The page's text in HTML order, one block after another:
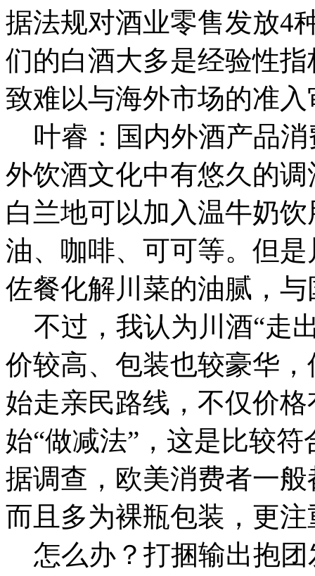
据法规对酒业零售发放4
们的白酒大多是经验性
致难以与海外市场的准
叶睿：国内外酒产品消
外饮酒文化中有悠久的
白兰地可以加入温牛奶
油、咖啡、可可等。但
佐餐化解川菜的油腻，
不过，我认为川酒“走
价较高、包装也较豪华
始走亲民路线，不仅价
始“做减法”，这是比较
据调查，欧美消费者一
而且多为裸瓶包装，更
怎么办？打捆输出抱团